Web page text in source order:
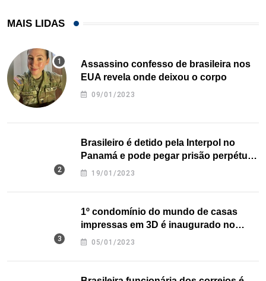
MAIS LIDAS
Assassino confesso de brasileira nos
EUA revela onde deixou o corpo
09/01/2023
Brasileiro é detido pela Interpol no
Panamá e pode pegar prisão perpétua
nos EUA
19/01/2023
1º condomínio do mundo de casas
impressas em 3D é inaugurado no
Texas
05/01/2023